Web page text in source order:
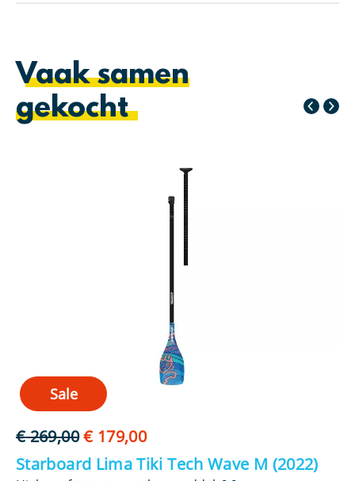
Vaak samen
gekocht
Sale
€269,00Oorspronkelijke
prijs
€179,00Huidige
prijs
Starboard Lima Tiki Tech Wave M (2022)